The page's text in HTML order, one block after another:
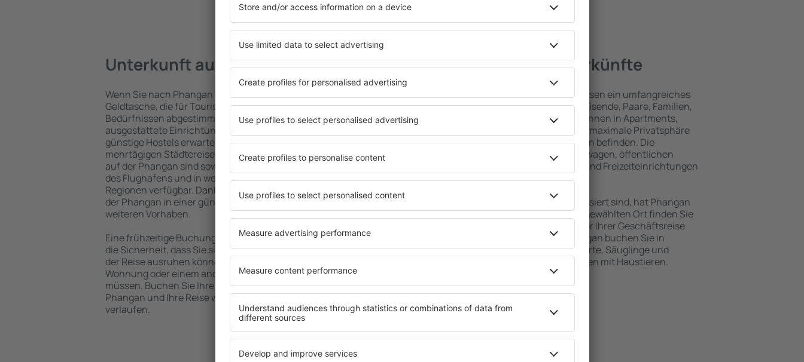
Mehr Angebote prüfen auf der Phangan
Unterkunft auf der Phangan
Wenn Sie nach Phangan reisen, finden Sie Unterkünfte für jede
Geldtasche, die für Touristen mit unterschiedlichen
Bedürfnissen abgestimmt sind. Geräumige und komfortabel
ausgestattete Einrichtungen mit vielen Annehmlichkeiten und
günstige Hostels erwarten die Besucher, wo sie während einer
mehrtägigen Städtereise übernachten können. Die Unterkünfte
auf der Phangan sind sowohl im Zentrum als auch in der Nähe
des Flughafens und in weniger beliebten Stadtteilen oder
Regionen verfügbar. Dank dessen wählen Sie eine Unterkunft auf
der Phangan in einer günstigen Lage, abhängig von Ihren
weiteren Vorhaben.
Eine frühzeitige Buchung der Unterkunft auf der Phangan gibt
die Sicherheit, dass Sie sich nach dem Erreichen des Ziels nach
der Reise ausruhen können, ohne nach einem Hotel, einer
Wohnung oder einem anderen Objekt für Reisende suchen zu
müssen. Buchen Sie Ihre Unterkunft vor dem Besuch von
Phangan und Ihre Reise wird in einer angenehmeren Atmosphäre
verlaufen.
Phangan – beste Unterkünfte
Die Unterkünfte auf der Phangan umfassen ein umfangreiches
Angebot von vielen Objekten für Alleinreisende, Paare, Familien,
Senioren und Gruppen. Die Besucher können in Apartments,
Hotels und Pensionen übernachten, die maximale Privatsphäre
bieten und sich im Zentrum von Phangan befinden. Die
Annehmlichkeiten wie die Nähe zu Mietwagen, öffentlichen
Verkehrsmitteln, Geschäften, Service- und Freizeiteinrichtungen
sind die Garantie einer guten Erholung.
Wenn Sie an Luxusunterkünften interessiert sind, hat Phangan
ein breites Angebot für Sie. An dem ausgewählten Ort finden Sie
alles, was Sie während Ihres Urlaubs oder Ihrer Geschäftsreise
benötigen. Die Unterkunft auf der Phangan buchen Sie in
Objekten mit Einrichtungen für Behinderte, Säuglinge und
Kleinkinder sowie für Reisende zusammen mit Haustieren.